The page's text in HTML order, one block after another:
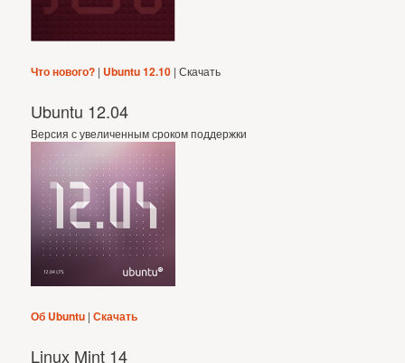
Что нового? | Ubuntu 12.10 | Скачать
Ubuntu 12.04
Версия с увеличенным сроком поддержки
Об Ubuntu |Скачать
Linux Mint 14